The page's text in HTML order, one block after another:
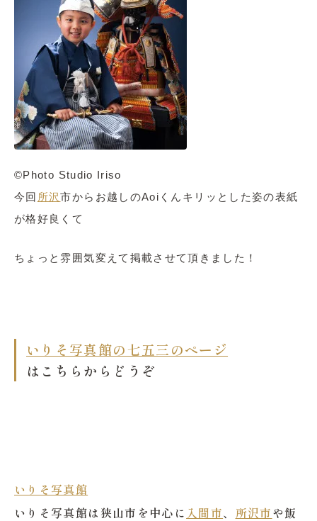
©Photo Studio Iriso
今回 所沢市からお越しのAoiくんキリッとした姿の表紙
が格好良くて
ちょっと雰囲気変えて掲載させて頂きました！
いりそ写真館の七五三のページ
はこちらからどうぞ
いりそ写真館
いりそ写真館は狭山市を中心に 入間市、 所沢市や飯